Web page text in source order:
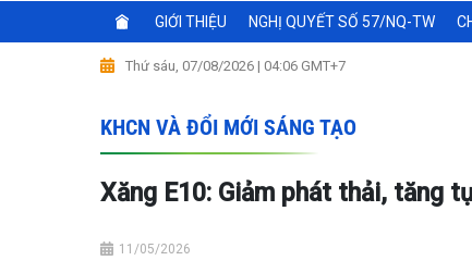
GIỚI THIỆU NGHỊ QUYẾT SỐ 57/NQ-TW
Thứ sáu, 07/08/2026 | 04:06 GMT+7
KHCN VÀ ĐỔI MỚI SÁNG TẠO
Xăng E10: Giảm phát thải, tăng
11/05/2026